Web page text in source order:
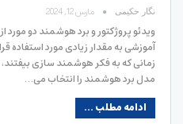
نگار حکیمی مارس 12, 2024
ویدئو پروژکتور و برد هوشمند دو
آموزشی به مقدار زیادی مورد استفاده
زمانی که به فکر هوشمند سازی
مدل برد هوشمند را انتخاب می…
ادامه مطلب ...